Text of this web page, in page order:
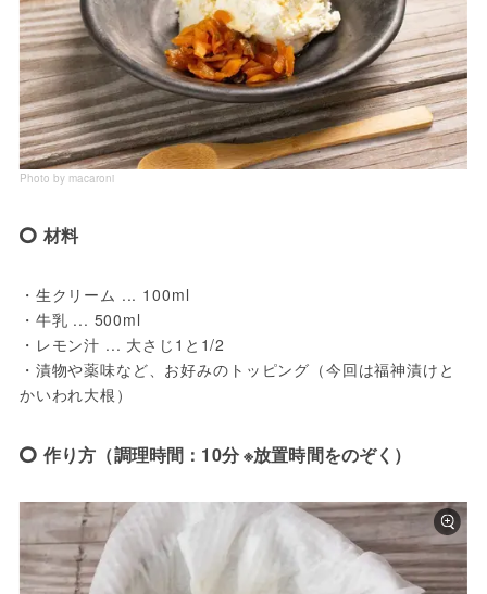
Photo by macaroni
材料
・生クリーム ... 100ml
・牛乳 ... 500ml
・レモン汁 ... 大さじ1と1/2
・漬物や薬味など、お好みのトッピング（今回は福神漬けと
かいわれ大根）
作り方（調理時間：10分 ※放置時間をのぞく）